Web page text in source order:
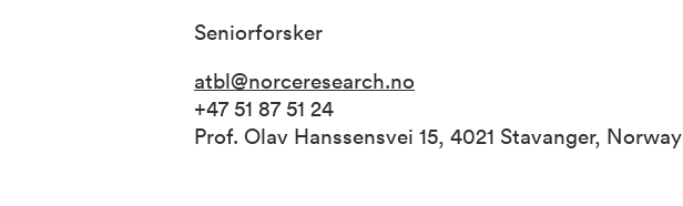
Seniorforsker
atbl@norceresearch.no
+47 51 87 51 24
Prof. Olav Hanssensvei 15, 4021 Stavanger, Norway